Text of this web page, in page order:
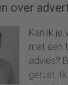
over
Kan ik je
met een
advies?
gerust.